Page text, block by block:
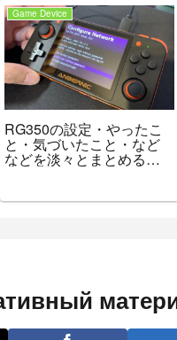
Game Device
TRIMUI Smart Pro 今更レ
ビュー？ ハードの仕上が
りはグッドです。